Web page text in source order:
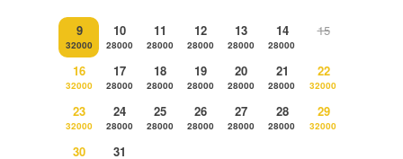
9
32000
10
28000
11
28000
12
28000
13
28000
14
28000
15
16
32000
17
28000
18
28000
19
28000
20
28000
21
28000
22
32000
23
32000
24
28000
25
28000
26
28000
27
28000
28
28000
29
32000
30 31